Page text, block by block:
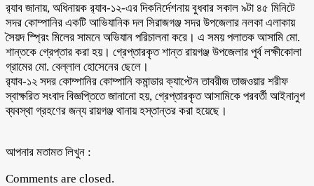
র‍্যাব জানায়, অধিনায়ক র‍্যাব-১২-এর দিকনির্দেশনায় বুধবার সকাল ৯টা ৪৫ মিনিটে
সদর কোম্পানির একটি আভিযানিক দল সিরাজগঞ্জ সদর উপজেলার নলকা এলাকায়
সৈয়দ স্প্রিং মিলের সামনে অভিযান পরিচালনা করে। এ সময় পলাতক আসামি মো.
শান্তকে গ্রেপ্তার করা হয়। গ্রেপ্তারকৃত শান্ত রায়গঞ্জ উপজেলার পূর্ব লক্ষীকোলা
গ্রামের মো. বেল্লাল হোসেনের ছেলে।
র‍্যাব-১২ সদর কোম্পানির কোম্পানি কমান্ডার ক্যাপ্টেন তাবরীজ তাজওয়ার শরীফ
স্বাক্ষরিত সংবাদ বিজ্ঞপ্তিতে জানানো হয়, গ্রেপ্তারকৃত আসামিকে পরবর্তী আইনানুগ
ব্যবস্থা গ্রহণের জন্য রায়গঞ্জ থানায় হস্তান্তর করা হয়েছে।
আপনার মতামত লিখুন :
Comments are closed.